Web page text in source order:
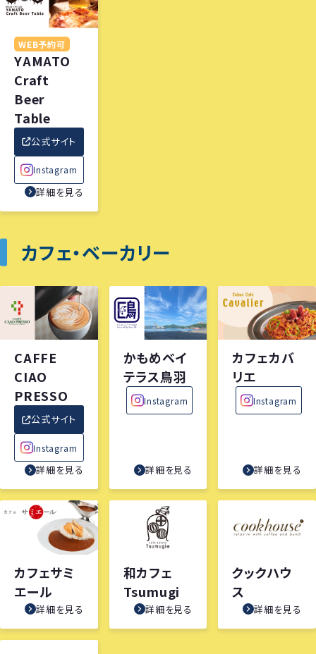
WEB予約可
YAMATO
Craft
Beer
Table
公式サイト
Instagram
詳細を見る
カフェ・ベーカリー
CAFFE
CIAO
PRESSO
公式サイト
Instagram
詳細を見る
かもめベイ
テラス鳥羽
Instagram
詳細を見る
カフェカバ
リエ
Instagram
詳細を見る
カフェサミ
エール
詳細を見る
和カフェ
Tsumugi
詳細を見る
クックハウ
ス
詳細を見る